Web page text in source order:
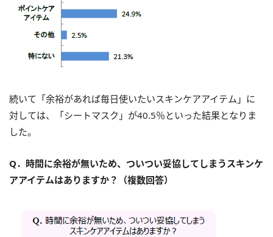
続いて「余裕があれば毎日使いたいスキンケアアイテム」に
対しては、「シートマスク」が40.5％といった結果となりま
した。
Q．時間に余裕が無いため、ついつい妥協してしまうスキンケ
アアイテムはありますか？（複数回答）